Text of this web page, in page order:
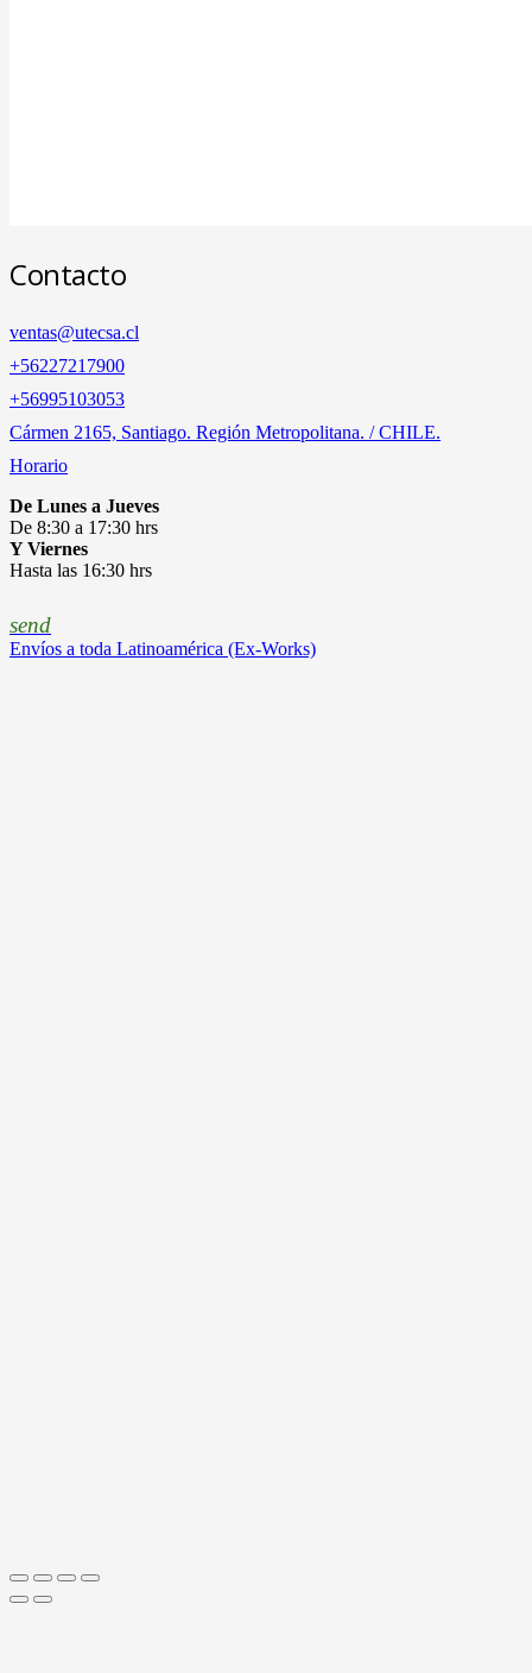
Contacto
ventas@utecsa.cl
+56227217900
‎+56995103053
Cármen 2165, Santiago. Región Metropolitana. / CHILE.
Horario
De Lunes a Jueves
De 8:30 a 17:30 hrs
Y Viernes
Hasta las 16:30 hrs
send
Envíos a toda Latinoamérica (Ex-Works)